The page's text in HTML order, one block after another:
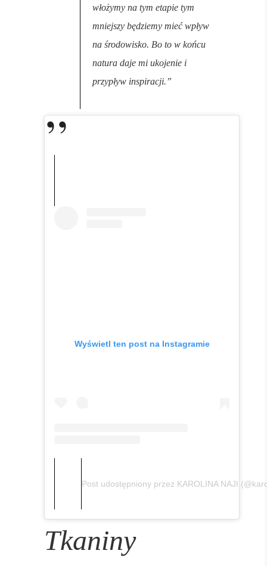
włożymy na tym etapie tym
mniejszy będziemy mieć wpływ
na środowisko. Bo to w końcu
natura daje mi ukojenie i
przypływ inspiracji.”
Wyświetl ten post na Instagramie
Post udostępniony przez KAROLINA NAJI
Tkaniny